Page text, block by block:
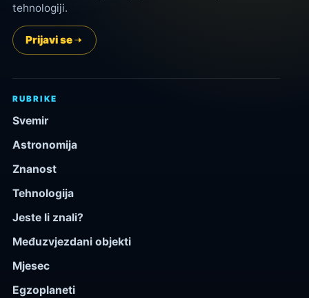
tehnologiji.
Prijavi se
RUBRIKE
Svemir
Astronomija
Znanost
Tehnologija
Jeste li znali?
Međuzvjezdani objekti
Mjesec
Egzoplaneti